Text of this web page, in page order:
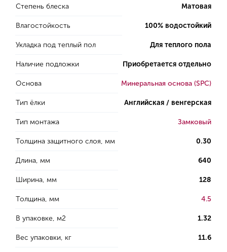
Степень блеска Матовая
Влагостойкость 100% водостойкий
Укладка под теплый пол Для теплого пола
Наличие подложки Приобретается отдельно
Основа Минеральная основа (SPC)
Тип ёлки Английская / венгерская
Тип монтажа Замковый
Толщина защитного слоя, мм 0.30
Длина, мм 640
Ширина, мм 128
Толщина, мм 4.5
В упаковке, м2 1.32
Вес упаковки, кг 11.6